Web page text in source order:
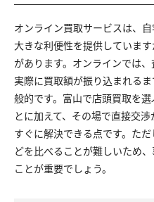
オンライン買取サービスは、
大きな利便性を提供していま
があります。オンラインでは
実際に買取額が振り込まれる
般的です。富山で店頭買取を
とに加えて、その場で直接交
すぐに解決できる点です。た
どを比べることが難しいため
ことが重要でしょう。